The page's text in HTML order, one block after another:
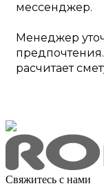
мессенджер.
Менеджер
расчитает
Свяжитесь с нами